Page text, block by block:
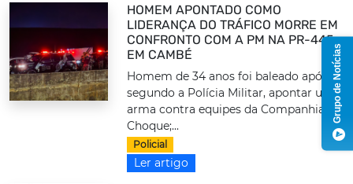
HOMEM APONTADO COMO
LIDERANÇA DO TRÁFICO MORRE EM
CONFRONTO COM A PM NA PR-445,
EM CAMBÉ
Homem de 34 anos foi baleado após,
segundo a Polícia Militar, apontar uma
arma contra equipes da Companhia de
Choque;...
Policial
Ler artigo
Grupo de Notícias